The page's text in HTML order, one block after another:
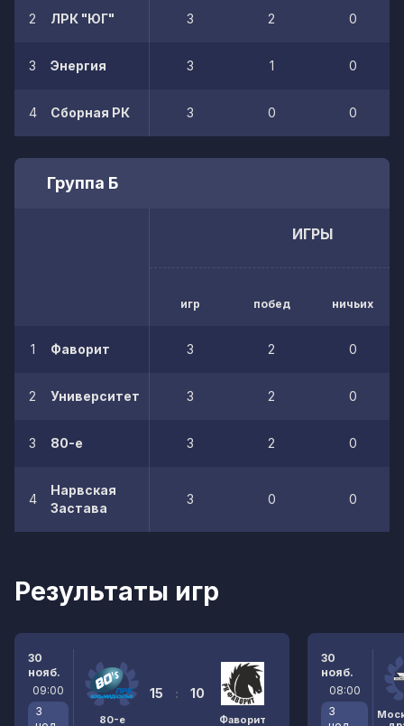
2 ЛРК "ЮГ" 3 2 0
3 Энергия 3 1 0
4 Сборная РК 3 0 0
Группа Б
ИГРЫ
игр побед ничьих
1 Фаворит 3 2 0
2 Университет 3 2 0
3 80-е 3 2 0
4
Нарвская
Застава
3 0 0
Результаты игр
30
нояб.
09:00
3
80-е
15 : 10
Фаворит
30
нояб.
08:00
3